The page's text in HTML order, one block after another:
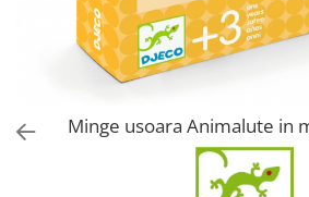
Minge usoara Animalute in